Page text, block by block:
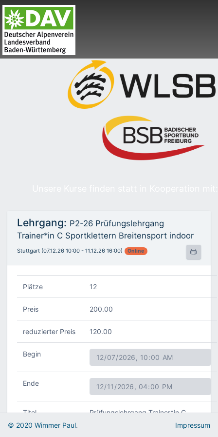
Lehrgang: P2-26 Prüfungslehrgang
Trainer*in C Sportklettern Breitensport indoor
Stuttgart (07.12.26 10:00 - 11.12.26 16:00) Online
Plätze 12
Preis 200.00
reduzierter Preis 120.00
Begin
Ende
Titel
Prüfungslehrgang Trainer*in C
Sportklettern Breitensport indoor
© 2020 Wimmer Paul. Impressum